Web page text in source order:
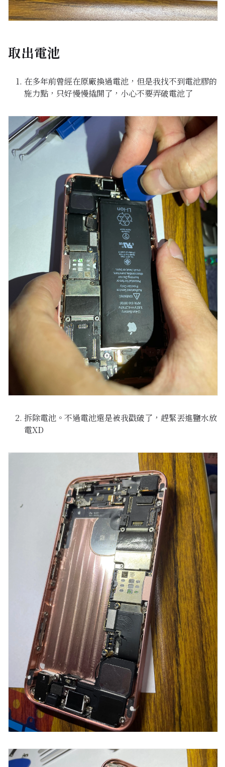
取出電池
在多年前曾經在原廠換過電池，但是我找不到電池膠的
施力點，只好慢慢撬開了，小心不要弄破電池了
拆除電池。不過電池還是被我戳破了，趕緊丟進鹽水放
電XD